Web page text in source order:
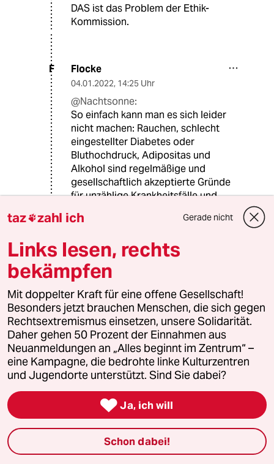
DAS ist das Problem der Ethik-
Kommission.
F Flocke
04.01.2022, 14:25 Uhr
@Nachtsonne:
So einfach kann man es sich leider
nicht machen: Rauchen, schlecht
eingestellter Diabetes oder
Bluthochdruck, Adipositas und
Alkohol sind regelmäßige und
gesellschaftlich akzeptierte Gründe
für unzählige Krankheitsfälle und
“fehlbaren” Menschen dann auch
meistkommentiert
1 Krise der Demokratie
AfD-Wählen als Triebabfuhr
2 Nein zum Zivildienst
Hinterlistiger Schritt der
Bundesregierung
Bundeszentrale für politische Bildung
taz zahl ich Gerade nicht
Links lesen, rechts
bekämpfen
Mit doppelter Kraft für eine offene Gesellschaft!
Besonders jetzt brauchen Menschen, die sich gegen
Rechtsextremismus einsetzen, unsere Solidarität.
Daher gehen 50 Prozent der Einnahmen aus
Neuanmeldungen an „Alles beginnt im Zentrum“ –
eine Kampagne, die bedrohte linke Kulturzentren
und Jugendorte unterstützt. Sind Sie dabei?
 Ja, ich will
Schon dabei!